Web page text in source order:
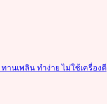
านเพลิน ทำง่าย ไม่ใช้เครื่องตี